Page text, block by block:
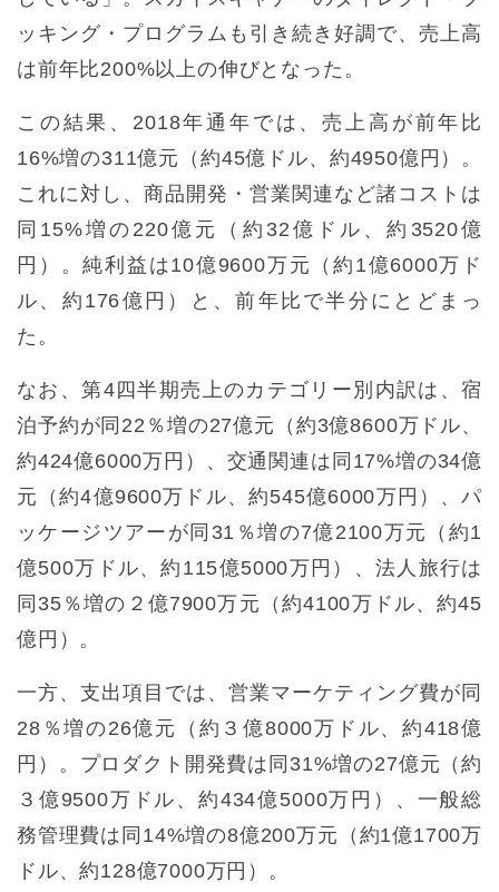
ッキング・プログラムも引き続き好調で、売上高
は前年比200%以上の伸びとなった。
この結果、2018年通年では、売上高が前年比
16%増の311億元（約45億ドル、約4950億円）。
これに対し、商品開発・営業関連など諸コストは
同15%増の220億元（約32億ドル、約3520億
円）。純利益は10億9600万元（約1億6000万ド
ル、約176億円）と、前年比で半分にとどまっ
た。
なお、第4四半期売上のカテゴリー別内訳は、宿
泊予約が同22％増の27億元（約3億8600万ドル、
約424億6000万円）、交通関連は同17%増の34億
元（約4億9600万ドル、約545億6000万円）、パ
ッケージツアーが同31％増の7億2100万元（約1
億500万ドル、約115億5000万円）、法人旅行は
同35％増の２億7900万元（約4100万ドル、約45
億円）。
一方、支出項目では、営業マーケティング費が同
28％増の26億元（約３億8000万ドル、約418億
円）。プロダクト開発費は同31%増の27億元（約
３億9500万ドル、約434億5000万円）、一般総
務管理費は同14%増の8億200万元（約1億1700万
ドル、約128億7000万円）。